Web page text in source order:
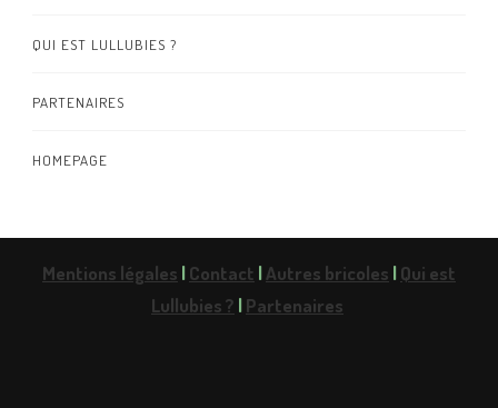
QUI EST LULLUBIES ?
PARTENAIRES
HOMEPAGE
Mentions légales |Contact |Autres bricoles |Qui est
Lullubies ? |Partenaires